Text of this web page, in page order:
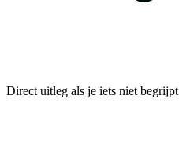
Direct uitleg als je iets niet begrijpt